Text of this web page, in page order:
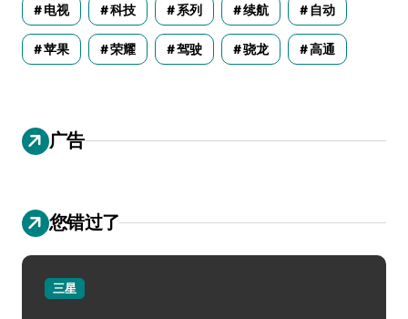
电视 科技 系列 续航 自动
苹果 荣耀 驾驶 骁龙 高通
广告
您错过了
三星